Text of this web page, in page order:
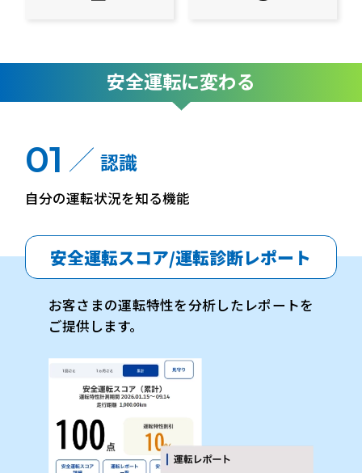
安全運転に変わる
01 認識
自分の運転状況を知る機能
安全運転スコア/運転診断レポート
お客さまの運転特性を分析したレポートを
ご提供します。